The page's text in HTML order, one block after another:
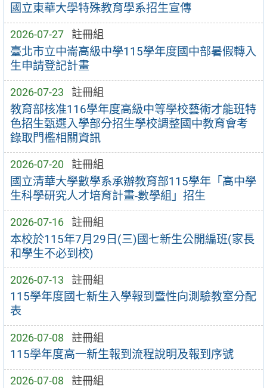
國立東華大學特殊教育學系招生宣傳
2026-07-27 註冊組
臺北市立中崙高級中學115學年度國中部暑假轉入
生申請登記計畫
2026-07-23 註冊組
教育部核准116學年度高級中等學校藝術才能班特
色招生甄選入學部分招生學校調整國中教育會考
錄取門檻相關資訊
2026-07-20 註冊組
國立清華大學數學系承辦教育部115學年「高中學
生科學研究人才培育計畫-數學組」招生
2026-07-16 註冊組
本校於115年7月29日(三)國七新生公開編班(家長
和學生不必到校)
2026-07-13 註冊組
115學年度國七新生入學報到暨性向測驗教室分配
表
2026-07-08 註冊組
115學年度高一新生報到流程說明及報到序號
2026-07-08 註冊組